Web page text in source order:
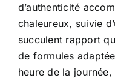
d’authenticité
chaleureux, suivie
succulent rapport
de formules
heure de la